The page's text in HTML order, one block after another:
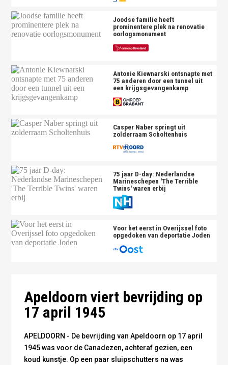
Joodse familie heeft
prominentere plek na renovatie
oorlogsmonument
Antonie Kiewnarski ontsnapte met
75 anderen door een tunnel uit
een krijgsgevangenkamp
Casper Naber springt uit
zolderraam Scholtenhuis
75 jaar D-day: Nederlandse
Marineschepen 'The Terrible
Twins' waren erbij
Voor het eerst in Overijssel foto
opgedoken van deportatie Joden
Apeldoorn viert bevrijding op
17 april 1945
APELDOORN - De bevrijding van Apeldoorn op 17 april
1945 was voor de Canadezen, achteraf gezien, een
koud kunstje. Op een paar sluipschutters na was